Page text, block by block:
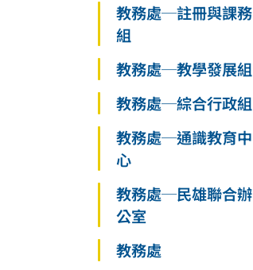
教務處─註冊與課務
組
教務處─教學發展組
教務處─綜合行政組
教務處─通識教育中
心
教務處─民雄聯合辦
公室
教務處